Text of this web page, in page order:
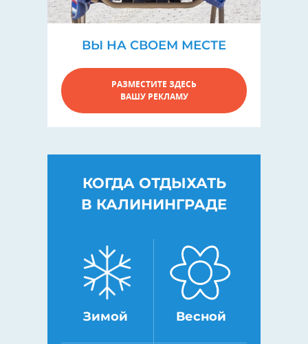
ВЫ НА СВОЕМ МЕСТЕ
РАЗМЕСТИТЕ ЗДЕСЬ
ВАШУ РЕКЛАМУ
КОГДА ОТДЫХАТЬ
В КАЛИНИНГРАДЕ
Зимой Весной